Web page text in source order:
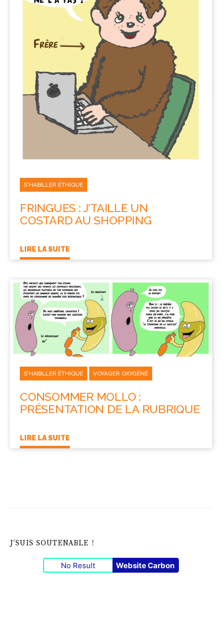
S'HABILLER ÉTHIQUE
FRINGUES : J’TAILLE UN
COSTARD AU SHOPPING
LIRE LA SUITE
S'HABILLER ÉTHIQUE VOYAGER OXYGÉNÉ
CONSOMMER MOLLO :
PRÉSENTATION DE LA RUBRIQUE
LIRE LA SUITE
J’SUIS SOUTENABLE !
No Result Website Carbon